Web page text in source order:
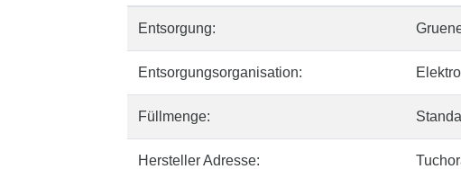
Entsorgung:
Entsorgungsorganisation:
Füllmenge:
Hersteller Adresse: